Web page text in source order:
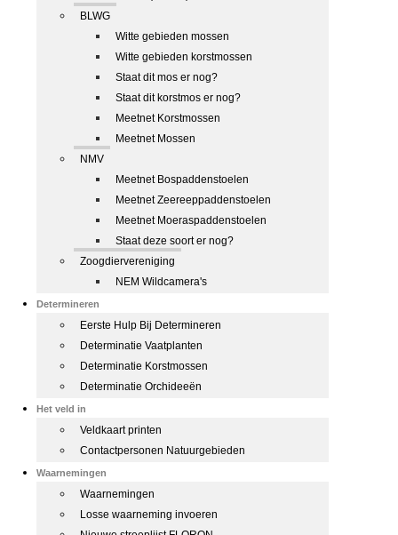
BLWG
Witte gebieden mossen
Witte gebieden korstmossen
Staat dit mos er nog?
Staat dit korstmos er nog?
Meetnet Korstmossen
Meetnet Mossen
NMV
Meetnet Bospaddenstoelen
Meetnet Zeereeppaddenstoelen
Meetnet Moeraspaddenstoelen
Staat deze soort er nog?
Zoogdiervereniging
NEM Wildcamera's
Determineren
Eerste Hulp Bij Determineren
Determinatie Vaatplanten
Determinatie Korstmossen
Determinatie Orchideeën
Het veld in
Veldkaart printen
Contactpersonen Natuurgebieden
Waarnemingen
Waarnemingen
Losse waarneming invoeren